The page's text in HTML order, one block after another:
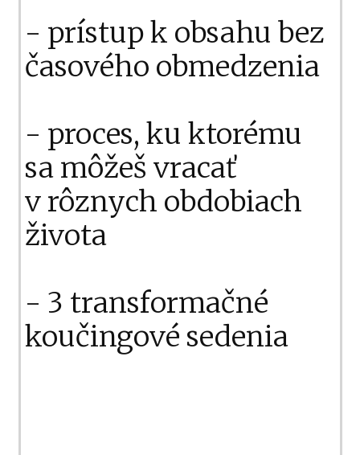
- prístup k obsahu bez
časového obmedzenia
- proces, ku ktorému
sa môžeš vracať
v rôznych obdobiach
života
- 3 transformačné
koučingové sedenia